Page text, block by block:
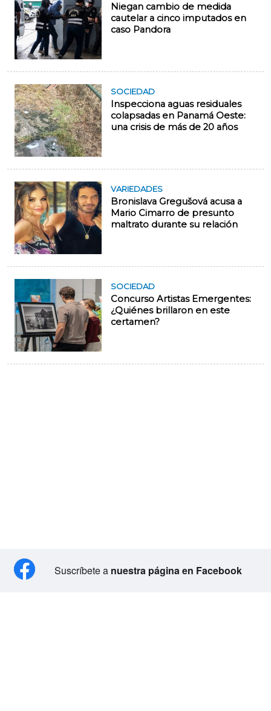
Niegan cambio de medida
cautelar a cinco imputados en
caso Pandora
SOCIEDAD
Inspecciona aguas residuales
colapsadas en Panamá Oeste:
una crisis de más de 20 años
VARIEDADES
Bronislava Gregušová acusa a
Mario Cimarro de presunto
maltrato durante su relación
SOCIEDAD
Concurso Artistas Emergentes:
¿Quiénes brillaron en este
certamen?
Suscríbete a nuestra página en Facebook